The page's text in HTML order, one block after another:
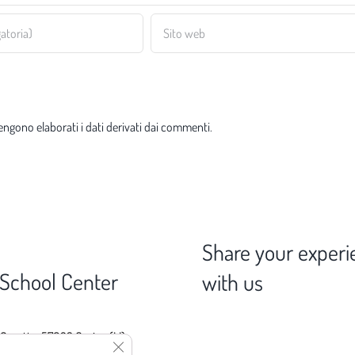
elaborati i dati derivati dai commenti.
Center
57023 Cecina (LI)
Share your
with us
Close GDPR Cookie Banner